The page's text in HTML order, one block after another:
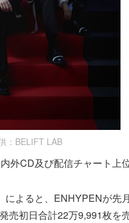
：BELIFT LAB
外CD及び配信チャート上位
よると、ENHYPENが先
売初日合計22万9,991枚を